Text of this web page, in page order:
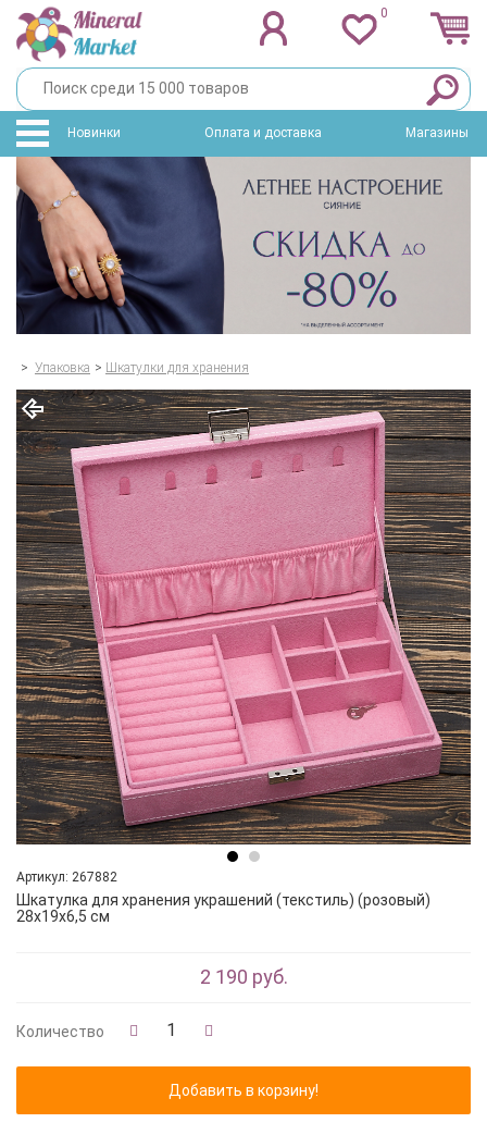
0
Новинки Оплата и доставка Магазины
> Упаковка > Шкатулки для хранения
Артикул: 267882
Шкатулка для хранения украшений (текстиль) (розовый)
28х19х6,5 см
2 190 руб.
Количество